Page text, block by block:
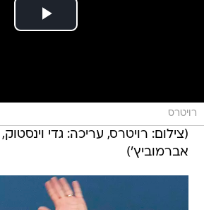
רויטרס
(צילום: רויטרס, עריכה: גדי
אברמוביץ')